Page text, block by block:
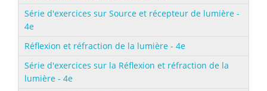
Série d'exercices sur Source et récepteur de lumière -
4e
Réflexion et réfraction de la lumière - 4e
Série d'exercices sur la Réflexion et réfraction de la
lumière - 4e